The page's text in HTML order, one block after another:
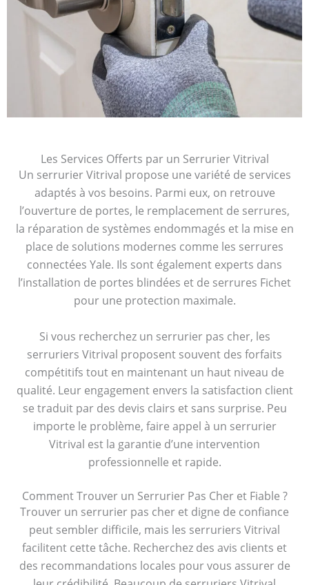
Les Services Offerts par un Serrurier Vitrival
Un serrurier Vitrival propose une variété de services
adaptés à vos besoins. Parmi eux, on retrouve
l’ouverture de portes, le remplacement de serrures,
la réparation de systèmes endommagés et la mise en
place de solutions modernes comme les serrures
connectées Yale. Ils sont également experts dans
l’installation de portes blindées et de serrures Fichet
pour une protection maximale.
Si vous recherchez un serrurier pas cher, les
serruriers Vitrival proposent souvent des forfaits
compétitifs tout en maintenant un haut niveau de
qualité. Leur engagement envers la satisfaction client
se traduit par des devis clairs et sans surprise. Peu
importe le problème, faire appel à un serrurier
Vitrival est la garantie d’une intervention
professionnelle et rapide.
Comment Trouver un Serrurier Pas Cher et Fiable ?
Trouver un serrurier pas cher et digne de confiance
peut sembler difficile, mais les serruriers Vitrival
facilitent cette tâche. Recherchez des avis clients et
des recommandations locales pour vous assurer de